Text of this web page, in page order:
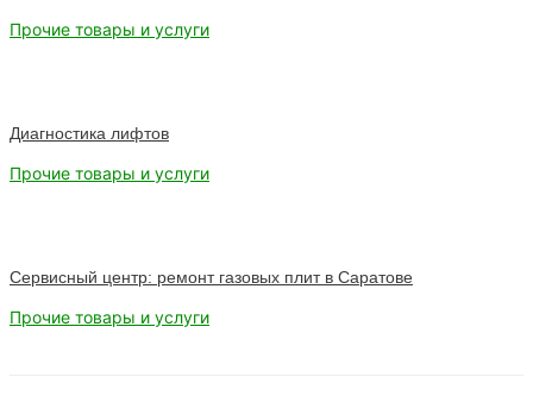
Прочие товары и услуги
Диагностика лифтов
Прочие товары и услуги
Cервисный центр: ремонт газовых плит в Саратове
Прочие товары и услуги